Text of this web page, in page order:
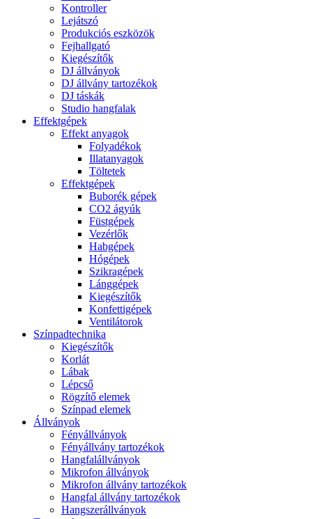
Kontroller
Lejátszó
Produkciós eszközök
Fejhallgató
Kiegészítők
DJ állványok
DJ állvány tartozékok
DJ táskák
Studio hangfalak
Effektgépek
Effekt anyagok
Folyadékok
Illatanyagok
Töltetek
Effektgépek
Buborék gépek
CO2 ágyúk
Füstgépek
Vezérlők
Habgépek
Hógépek
Szikragépek
Lánggépek
Kiegészítők
Konfettigépek
Ventilátorok
Színpadtechnika
Kiegészítők
Korlát
Lábak
Lépcső
Rögzítő elemek
Színpad elemek
Állványok
Fényállványok
Fényállvány tartozékok
Hangfalállványok
Mikrofon állványok
Mikrofon állvány tartozékok
Hangfal állvány tartozékok
Hangszerállványok